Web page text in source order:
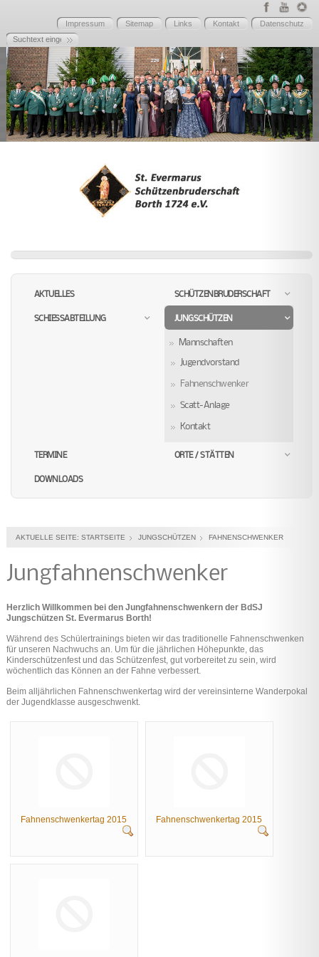
Impressum Sitemap Links Kontakt Datenschutz
AKTUELLES SCHÜTZENBRUDERSCHAFT
SCHIESSABTEILUNG JUNGSCHÜTZEN
Mannschaften
Jugendvorstand
Fahnenschwenker
Scatt-Anlage
Kontakt
TERMINE ORTE / STÄTTEN
DOWNLOADS
AKTUELLE SEITE: STARTSEITE JUNGSCHÜTZEN FAHNENSCHWENKER
Jungfahnenschwenker
Herzlich Willkommen bei den Jungfahnenschwenkern der BdSJ
Jungschützen St. Evermarus Borth!
Während des Schülertrainings bieten wir das traditionelle Fahnenschwenken
für unseren Nachwuchs an. Um für die jährlichen Höhepunkte, das
Kinderschützenfest und das Schützenfest, gut vorbereitet zu sein, wird
wöchentlich das Können an der Fahne verbessert.
Beim alljährlichen Fahnenschwenkertag wird der vereinsinterne Wanderpokal
der Jugendklasse ausgeschwenkt.
Fahnenschwenkertag 2015 Fahnenschwenkertag 2015